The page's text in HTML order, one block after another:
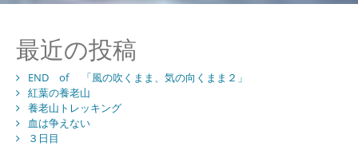
最近の投稿
END of 「風の吹くまま、気の向くまま２」
紅葉の養老山
養老山トレッキング
血は争えない
３日目